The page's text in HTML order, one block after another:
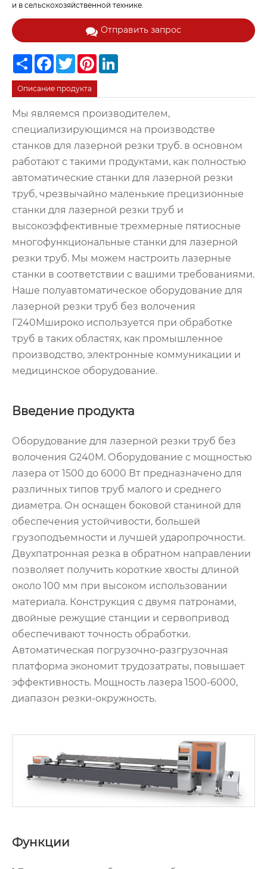
и в сельскохозяйственной технике.
Отправить запрос
Share FacebookTwitterPinterest
Описание продукта
Мы являемся производителем,
специализирующимся на производстве
станков для лазерной резки труб. в основном
работают с такими продуктами, как полностью
автоматические станки для лазерной резки
труб, чрезвычайно маленькие прецизионные
станки для лазерной резки труб и
высокоэффективные трехмерные пятиосные
многофункциональные станки для лазерной
резки труб. Мы можем настроить лазерные
станки в соответствии с вашими требованиями.
Наше полуавтоматическое оборудование для
лазерной резки труб без волочения
Г240Мшироко используется при обработке
труб в таких областях, как промышленное
производство, электронные коммуникации и
медицинское оборудование.
Введение продукта
Оборудование для лазерной резки труб без
волочения G240M. Оборудование с мощностью
лазера от 1500 до 6000 Вт предназначено для
различных типов труб малого и среднего
диаметра. Он оснащен боковой станиной для
обеспечения устойчивости, большей
грузоподъемности и лучшей ударопрочности.
Двухпатронная резка в обратном направлении
позволяет получить короткие хвосты длиной
около 100 мм при высоком использовании
материала. Конструкция с двумя патронами,
двойные режущие станции и сервопривод
обеспечивают точность обработки.
Автоматическая погрузочно-разгрузочная
платформа экономит трудозатраты, повышает
эффективность. Мощность лазера 1500-6000,
диапазон резки-окружность.
Функции